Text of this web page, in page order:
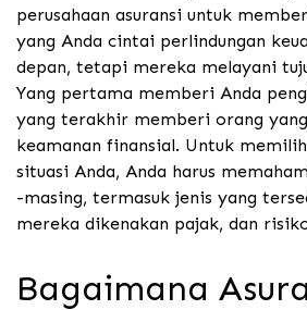
perusahaan asuransi untuk
yang Anda cintai perlindungan
depan, tetapi mereka melayani
Yang pertama memberi Anda
yang terakhir memberi orang
keamanan finansial. Untuk
situasi Anda, Anda harus
-masing, termasuk jenis yang
mereka dikenakan pajak, dan
Bagaimana